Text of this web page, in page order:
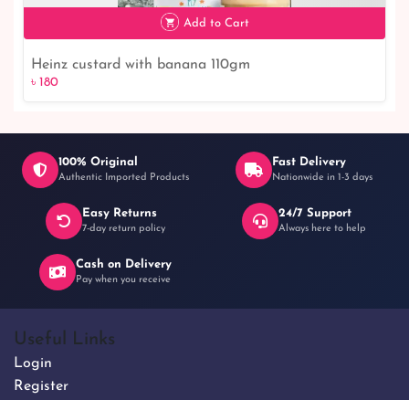
৳ 1208% off
৳ 180
Add to Cart
Heinz custard with banana 110gm
৳ 180
100% Original
Authentic Imported Products
Fast Delivery
Nationwide in 1-3 days
Easy Returns
7-day return policy
24/7 Support
Always here to help
Cash on Delivery
Pay when you receive
Useful Links
Login
Register